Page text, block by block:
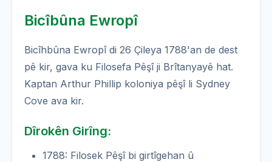
Bicîbûna Ewropî
Bicîhbûna Ewropî di 26 Çileya 1788'an de dest
pê kir, gava ku Filosefa Pêşî ji Brîtanyayê hat.
Kaptan Arthur Phillip koloniya pêşî li Sydney
Cove ava kir.
Dîrokên Girîng:
1788: Filosek Pêşî bi girtîgehan û